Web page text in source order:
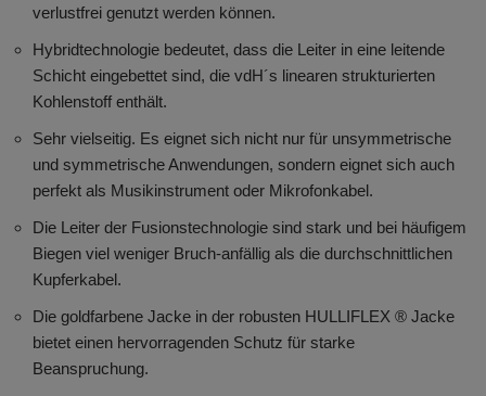
verlustfrei genutzt werden können.
Hybridtechnologie bedeutet, dass die Leiter in eine leitende
Schicht eingebettet sind, die vdH´s linearen strukturierten
Kohlenstoff enthält.
Sehr vielseitig. Es eignet sich nicht nur für unsymmetrische
und symmetrische Anwendungen, sondern eignet sich auch
perfekt als Musikinstrument oder Mikrofonkabel.
Die Leiter der Fusionstechnologie sind stark und bei häufigem
Biegen viel weniger Bruch-anfällig als die durchschnittlichen
Kupferkabel.
Die goldfarbene Jacke in der robusten HULLIFLEX ® Jacke
bietet einen hervorragenden Schutz für starke
Beanspruchung.